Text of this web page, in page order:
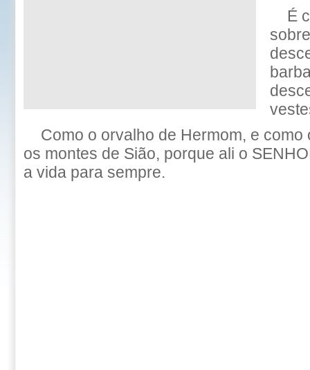
É
Como o orvalho de Hermom, e
os montes de Sião, porque ali o
a vida para sempre.